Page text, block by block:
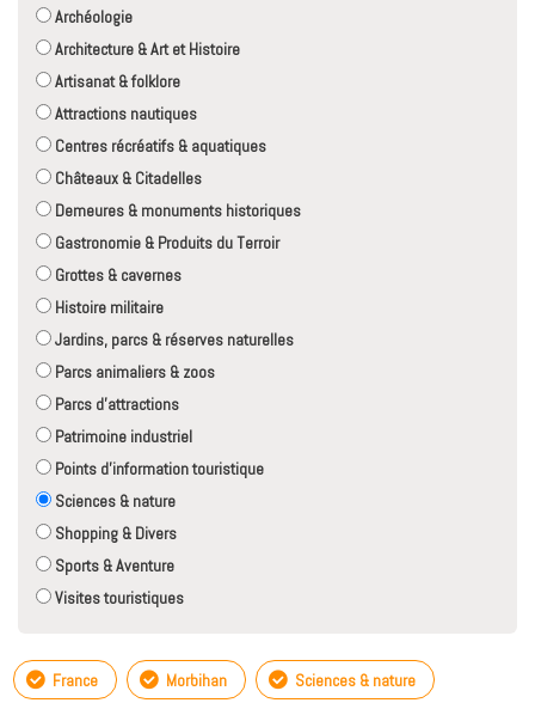
Archéologie
Architecture & Art et Histoire
Artisanat & folklore
Attractions nautiques
Centres récréatifs & aquatiques
Châteaux & Citadelles
Demeures & monuments historiques
Gastronomie & Produits du Terroir
Grottes & cavernes
Histoire militaire
Jardins, parcs & réserves naturelles
Parcs animaliers & zoos
Parcs d'attractions
Patrimoine industriel
Points d'information touristique
Sciences & nature
Shopping & Divers
Sports & Aventure
Visites touristiques
France Morbihan Sciences & nature